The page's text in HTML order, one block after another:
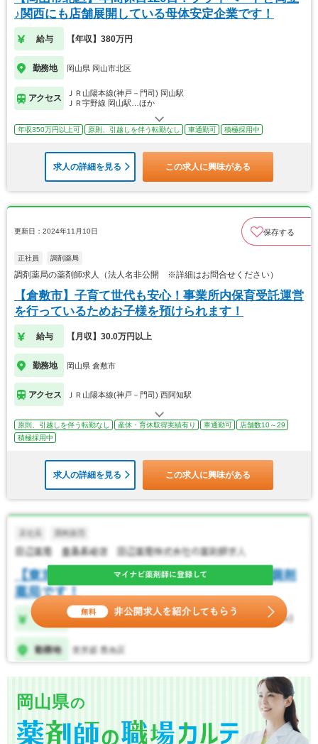
♪関西にも店舗展開している母体安定企業です！
給与 【年収】380万円
勤務地 岡山県 岡山市北区
アクセス
ＪＲ山陽本線(神戸－門司) 岡山駅
ＪＲ宇野線 岡山駅…ほか
年収350万円以上可 原則、引越しを伴う転勤なし 車通勤可 積極採用中
求人の詳細を見る この求人に興味がある
更新日：2024年11月10日 保存する
正社員 調剤薬局
調剤薬局の薬剤師求人（法人名非公開 ※詳細はお問合せください）
【倉敷市】子育て世代も安心！事業所内保育受託運営
を行っているためお子様を預けられます！
給与 【月収】30.0万円以上
勤務地 岡山県 倉敷市
アクセス ＪＲ山陽本線(神戸－門司) 西阿知駅
原則、引越しを伴う転勤なし 産休・育休取得実績有り 車通勤可
店舗数10～29
積極採用中
求人の詳細を見る この求人に興味がある
岡山県の